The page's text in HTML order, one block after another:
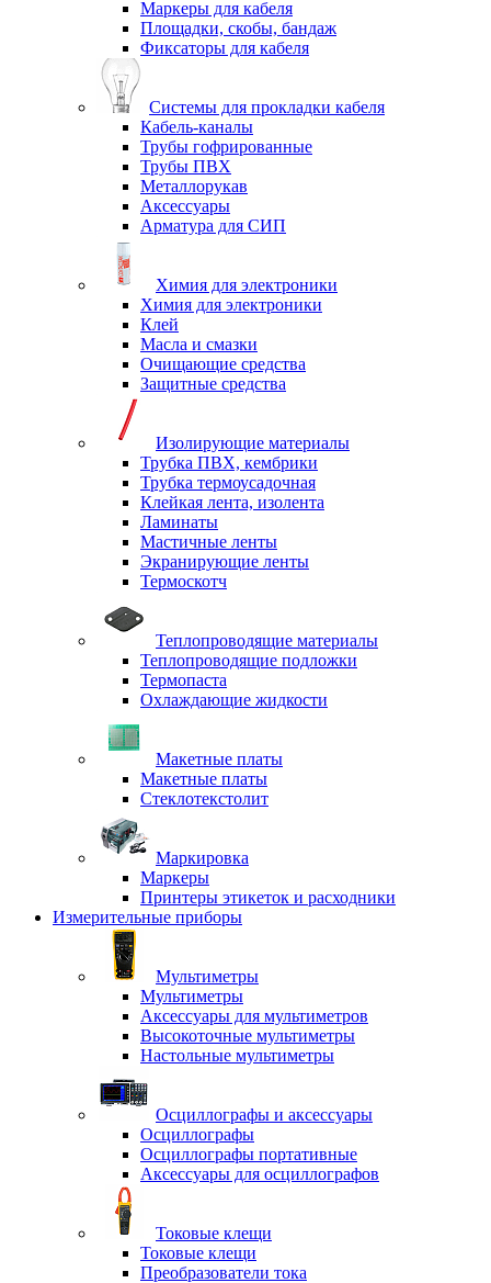
Маркеры для кабеля
Площадки, скобы, бандаж
Фиксаторы для кабеля
Системы для прокладки кабеля
Кабель-каналы
Трубы гофрированные
Трубы ПВХ
Металлорукав
Аксессуары
Арматура для СИП
Химия для электроники
Химия для электроники
Клей
Масла и смазки
Очищающие средства
Защитные средства
Изолирующие материалы
Трубка ПВХ, кембрики
Трубка термоусадочная
Клейкая лента, изолента
Ламинаты
Мастичные ленты
Экранирующие ленты
Термоскотч
Теплопроводящие материалы
Теплопроводящие подложки
Термопаста
Охлаждающие жидкости
Макетные платы
Макетные платы
Стеклотекстолит
Маркировка
Маркеры
Принтеры этикеток и расходники
Измерительные приборы
Мультиметры
Мультиметры
Аксессуары для мультиметров
Высокоточные мультиметры
Настольные мультиметры
Осциллографы и аксессуары
Осциллографы
Осциллографы портативные
Аксессуары для осциллографов
Токовые клещи
Токовые клещи
Преобразователи тока